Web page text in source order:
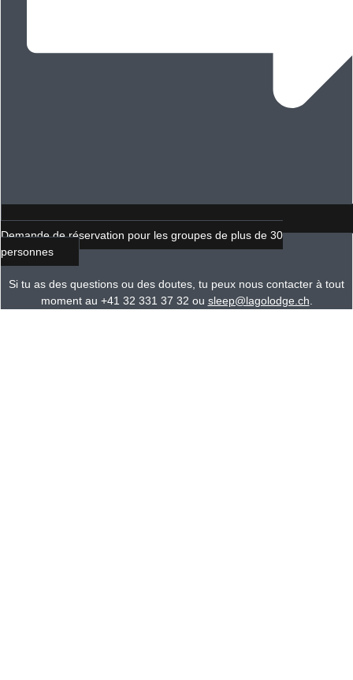
Demande de réservation pour les groupes de plus de 30
personnes
Si tu as des questions ou des doutes, tu peux nous contacter à tout
moment au +41 32 331 37 32 ou sleep@lagolodge.ch.